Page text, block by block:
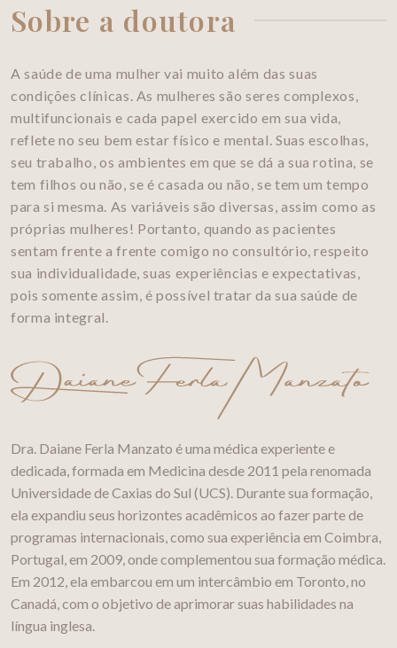
Sobre a doutora
A saúde de uma mulher vai muito além das suas
condições clínicas. As mulheres são seres complexos,
multifuncionais e cada papel exercido em sua vida,
reflete no seu bem estar físico e mental. Suas escolhas,
seu trabalho, os ambientes em que se dá a sua rotina, se
tem filhos ou não, se é casada ou não, se tem um tempo
para si mesma. As variáveis são diversas, assim como as
próprias mulheres! Portanto, quando as pacientes
sentam frente a frente comigo no consultório, respeito
sua individualidade, suas experiências e expectativas,
pois somente assim, é possível tratar da sua saúde de
forma integral.
Dra. Daiane Ferla Manzato é uma médica experiente e
dedicada, formada em Medicina desde 2011 pela renomada
Universidade de Caxias do Sul (UCS). Durante sua formação,
ela expandiu seus horizontes acadêmicos ao fazer parte de
programas internacionais, como sua experiência em Coimbra,
Portugal, em 2009, onde complementou sua formação médica.
Em 2012, ela embarcou em um intercâmbio em Toronto, no
Canadá, com o objetivo de aprimorar suas habilidades na
língua inglesa.